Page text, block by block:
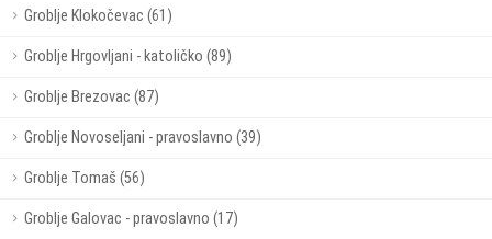
Groblje Klokočevac (61)
Groblje Hrgovljani - katoličko (89)
Groblje Brezovac (87)
Groblje Novoseljani - pravoslavno (39)
Groblje Tomaš (56)
Groblje Galovac - pravoslavno (17)